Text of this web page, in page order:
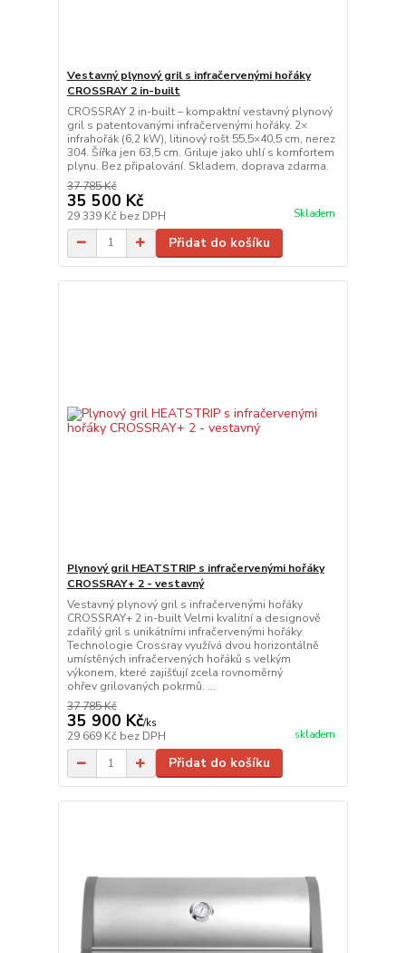
Vestavný plynový gril s infračervenými hořáky
CROSSRAY 2 in-built
CROSSRAY 2 in-built – kompaktní vestavný plynový
gril s patentovanými infračervenými hořáky. 2×
infrahořák (6,2 kW), litinový rošt 55,5×40,5 cm, nerez
304. Šířka jen 63,5 cm. Griluje jako uhlí s komfortem
plynu. Bez připalování. Skladem, doprava zdarma.
37 785 Kč
35 500 Kč
29 339 Kč bez DPH Skladem
Přidat do košíku
Plynový gril HEATSTRIP s infračervenými hořáky
CROSSRAY+ 2 - vestavný
Vestavný plynový gril s infračervenými hořáky
CROSSRAY+ 2 in-built Velmi kvalitní a designově
zdařilý gril s unikátními infračervenými hořáky.
Technologie Crossray využívá dvou horizontálně
umístěných infračervených hořáků s velkým
výkonem, které zajišťují zcela rovnoměrný
ohřev grilovaných pokrmů. ...
37 785 Kč
35 900 Kč/ks
29 669 Kč bez DPH skladem
Přidat do košíku